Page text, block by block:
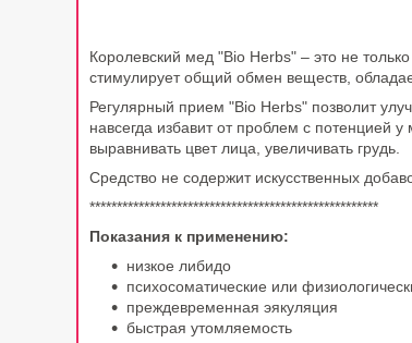
Королевский мед "Bio Herbs" – это не
стимулирует общий обмен веществ,
Регулярный прием "Bio Herbs" позволит
навсегда избавит от проблем с потенцией
выравнивать цвет лица, увеличивать грудь.
Средство не содержит искусственных
*****************************************************
Показания к применению:
низкое либидо
психосоматические или
преждевременная эякуляция
быстрая утомляемость